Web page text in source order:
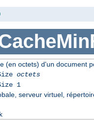
(en octets) d'un document
octets
1
serveur virtuel,